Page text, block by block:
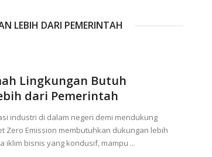
LEBIH DARI PEMERINTAH
Lingkungan Butuh
dari Pemerintah
industri di dalam negeri demi mendukung
Zero Emission membutuhkan dukungan lebih
iklim bisnis yang kondusif, mampu ...